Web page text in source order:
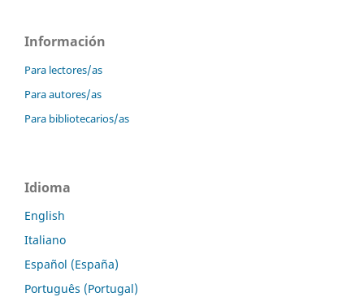
Información
Para lectores/as
Para autores/as
Para bibliotecarios/as
Idioma
English
Italiano
Español (España)
Português (Portugal)